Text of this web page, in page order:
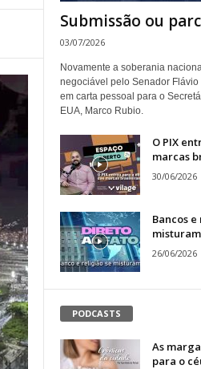
Submissão ou
03/07/2026
Novamente a soberania
negociável pelo Senador
em carta pessoal para o
EUA, Marco Rubio.
O PIX
marcas
30/06/2026
Bancos
26/06/2026
PODCASTS
As
para o